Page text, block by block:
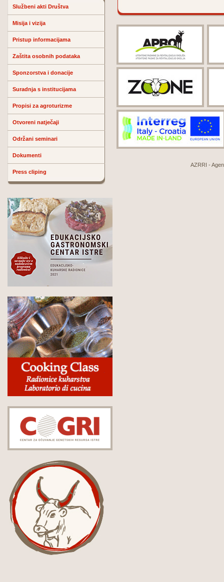
Službeni akti Društva
Misija i vizija
Pristup informacijama
Zaštita osobnih podataka
Sponzorstva i donacije
Suradnja s institucijama
Propisi za agroturizme
Otvoreni natječaji
Održani seminari
Dokumenti
Press cliping
AZRRI -